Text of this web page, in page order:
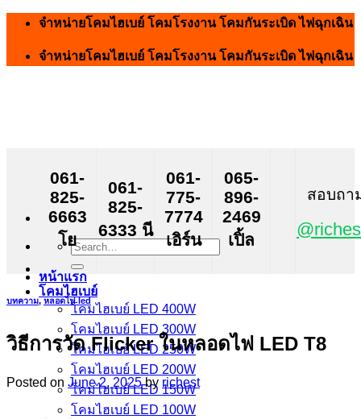
Skip
content
จำหน่ายโคมไฮเบย์ โคมโรงงาน โคมกันระเบิด ไฟฉุกเฉิน
จำหน่ายโคมไฮเบย์ โคมโรงงาน โคมกันระเบิด ไฟฉุกเฉิน
Search
for:
หน้าแรก
โคมไฮเบย์
โคมไฮเบย์ LED 400W
โคมไฮเบย์ LED 300W
โคมไฮเบย์ LED 250W
โคมไฮเบย์ LED 200W
โคมไฮเบย์ LED 150W
โคมไฮเบย์ LED 100W
061-
825-
6663
โย
061-
825-
6333 นี
061-
775-
7774
เอิร์น
065-
896-
2469
เปิ้ล
สอบถา
บทความ,หลอดไฟ led
วิธีการวัด Flicker ในหลอดไฟ LED T8
Posted on June 2, 2025 by richest